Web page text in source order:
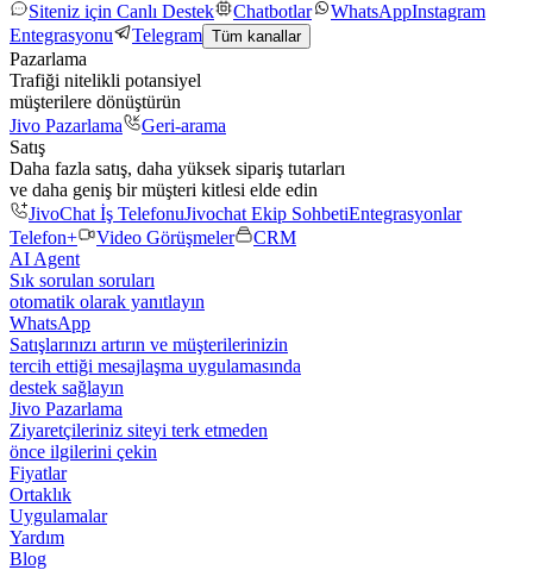
Siteniz için Canlı Destek
Chatbotlar WhatsAppInstagram
Entegrasyonu
Telegram Tüm kanallar
Pazarlama
Trafiği nitelikli potansiyel
müşterilere dönüştürün
Jivo Pazarlama
Geri-arama
Satış
Daha fazla satış, daha yüksek sipariş tutarları
ve daha geniş bir müşteri kitlesi elde edin
JivoChat İş TelefonuJivochat Ekip SohbetiEntegrasyonlar
Telefon+
Video Görüşmeler
CRM
AI Agent
Sık sorulan soruları
otomatik olarak yanıtlayın
WhatsApp
Satışlarınızı artırın ve müşterilerinizin
tercih ettiği mesajlaşma uygulamasında
destek sağlayın
Jivo Pazarlama
Ziyaretçileriniz siteyi terk etmeden
önce ilgilerini çekin
Fiyatlar
Ortaklık
Uygulamalar
Yardım
Blog